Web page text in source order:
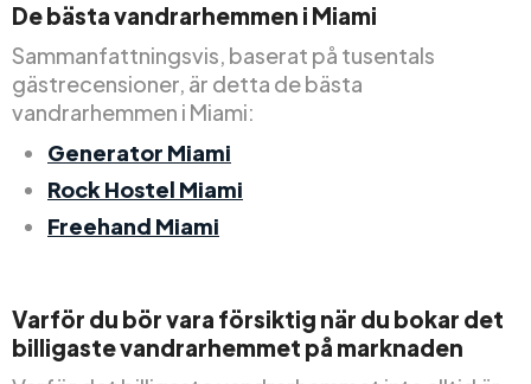
De bästa vandrarhemmen i Miami
Sammanfattningsvis, baserat på tusentals
gästrecensioner, är detta de bästa
vandrarhemmen i Miami:
Generator Miami
Rock Hostel Miami
Freehand Miami
Varför du bör vara försiktig när du bokar det
billigaste vandrarhemmet på marknaden